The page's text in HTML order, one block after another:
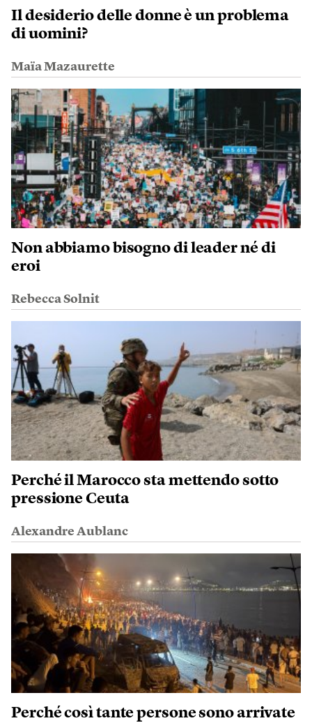
Il desiderio delle donne è un problema
di uomini?
Maïa Mazaurette
Non abbiamo bisogno di leader né di
eroi
Rebecca Solnit
Perché il Marocco sta mettendo sotto
pressione Ceuta
Alexandre Aublanc
Perché così tante persone sono arrivate